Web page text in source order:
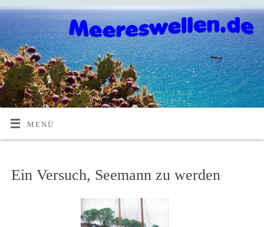
MENÜ
Ein Versuch, Seemann zu werden